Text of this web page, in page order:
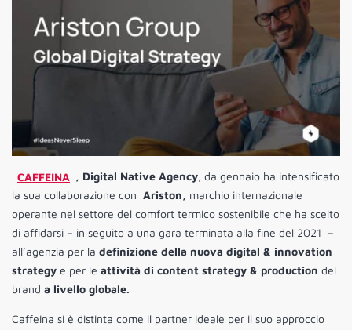
CAFFEINA , Digital Native Agency, da gennaio ha intensificato
la sua collaborazione con Ariston, marchio internazionale
operante nel settore del comfort termico sostenibile che ha scelto
di affidarsi – in seguito a una gara terminata alla fine del 2021 –
all’agenzia per la definizione della nuova digital & innovation
strategy e per le attività di content strategy & production del
brand a livello globale.
Caffeina si è distinta come il partner ideale per il suo approccio